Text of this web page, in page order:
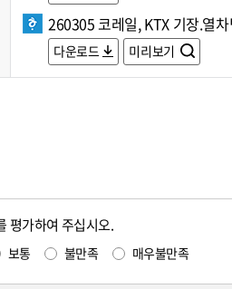
260305 코레일, KTX 기장.열
다운로드 미리보기
평가하여 주십시오.
보통 불만족 매우불만족